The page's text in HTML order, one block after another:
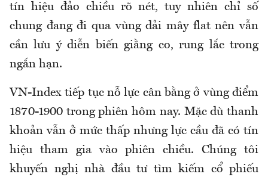
tín hiệu đảo chiều rõ nét, tuy nhiên chỉ số
chung đang đi qua vùng dải mây flat nên vẫn
cần lưu ý diễn biến giằng co, rung lắc trong
ngắn hạn.
VN-Index tiếp tục nỗ lực cân bằng ở vùng điểm
1870-1900 trong phiên hôm nay. Mặc dù thanh
khoản vẫn ở mức thấp nhưng lực cầu đã có tín
hiệu tham gia vào phiên chiều. Chúng tôi
khuyến nghị nhà đầu tư tìm kiếm cổ phiếu